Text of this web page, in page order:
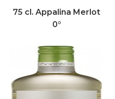
75 cl. Appalina Merlot
0°